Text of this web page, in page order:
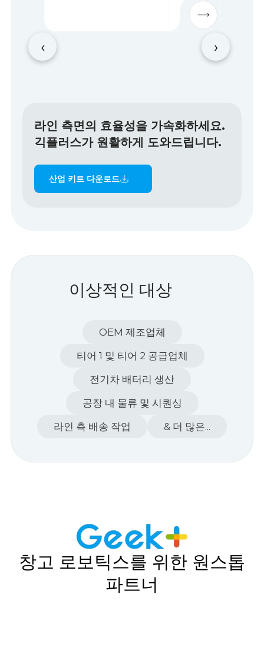
‹ ›
라인 측면의 효율성을 가속화하세요.
긱플러스가 원활하게 도와드립니다.
산업 키트 다운로드
이상적인 대상
OEM 제조업체
티어 1 및 티어 2 공급업체
전기차 배터리 생산
공장 내 물류 및 시퀀싱
라인 측 배송 작업
& 더 많은...
창고 로보틱스를 위한 원스톱
파트너